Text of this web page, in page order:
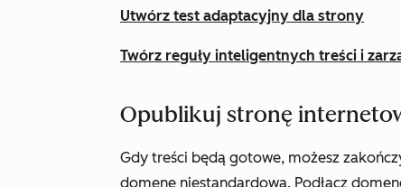
Utwórz test adaptacyjny dla strony
Twórz reguły inteligentnych treści i
Opublikuj stronę
Gdy treści będą gotowe, możesz
domenę niestandardową. Podłącz